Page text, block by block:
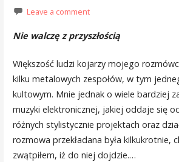
Leave a comment
Nie walczę z przyszłością
Większość ludzi kojarzy mojego
kilku metalowych zespołów, w tym
kultowym. Mnie jednak o wiele bardziej
muzyki elektronicznej, jakiej oddaje się
różnych stylistycznie projektach oraz
rozmowa przekładana była kilkukrotnie,
zwątpiłem, iż do niej dojdzie.…